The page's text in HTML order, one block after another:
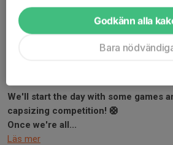
we're celebrating the longest day of
We'll start the day with some games
capsizing competition! 🛟
Once we're all...
Läs mer
Godkänn alla
Bara